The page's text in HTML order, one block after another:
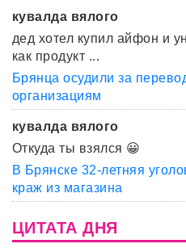
кувалда вялого
дед хотел купил айфон и
как продукт ...
Брянца осудили за
организациям
кувалда вялого
Откуда ты взялся 😀
В Брянске 32-летняя
краж из магазина
ЦИТАТА ДНЯ